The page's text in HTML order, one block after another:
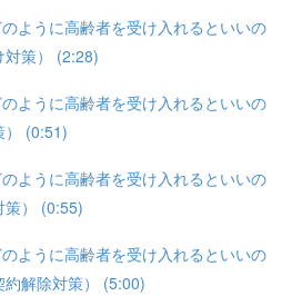
ように高齢者を受け入れるといいの
対策） (2:28)
ように高齢者を受け入れるといいの
） (0:51)
ように高齢者を受け入れるといいの
策） (0:55)
ように高齢者を受け入れるといいの
解除対策） (5:00)